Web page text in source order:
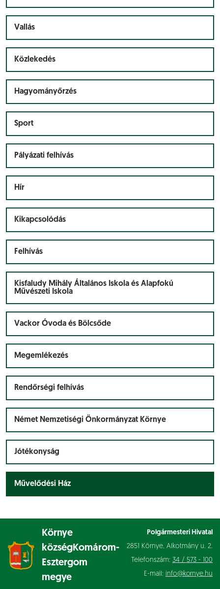
Vallás
Közlekedés
Hagyományőrzés
Sport
Pályázati felhívás
Hír
Kikapcsolódás
Felhívás
Kisfaludy Mihály Általános Iskola és Alapfokú
Művészeti Iskola
Vackor Óvoda és Bölcsőde
Megemlékezés
Rendőrségi felhívás
Német Nemzetiségi Önkormányzat Környe
Jótékonyság
Művelődési Ház
Környe
község Komárom-
Esztergom
megye
Polgármesteri Hivatal
2851 Környe, Alkotmány u. 2.
Telefonszám: 34 / 573 - 100
E-mail: info@kornye.hu